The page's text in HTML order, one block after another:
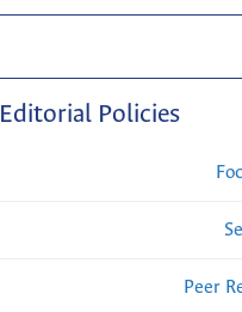
Editorial Policies
Peer